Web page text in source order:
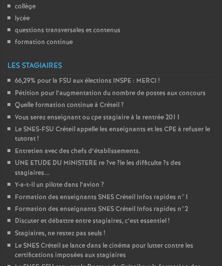
collège
lycée
questions transversales et contenus
formation continue
LES STAGIAIRES
66,29% pour la FSU aux élections INSPE : MERCI !
Pétition pour l’augmentation du nombre de postes aux concours
Quelle formation continue à Créteil?
Vous serez enseignant ou cpe stagiaire à la rentrée 2011
LeSNES-FSU Créteil appelle les enseignants et les CPE à refuser le
tutorat!
Entretien avec des chefs d’établissements.
UNE ETUDE DU MINISTERE re?ve?le les difficulte?s des
stagiaires...
Y-a-t-il un pilote dans l’avion ?
Formation des enseignants SNESCréteil Infos rapides n°1
Formation des enseignants SNESCréteil Infos rapides n°2
Discuter et débattre entre stagiaires, c’est essentiel!
Stagiaires, ne restez pas seuls !
LeSNESCréteil se lance dans le cinéma pour lutter contre les
certifications imposées aux stagiaires